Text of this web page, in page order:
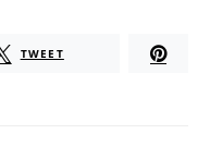
TWEET